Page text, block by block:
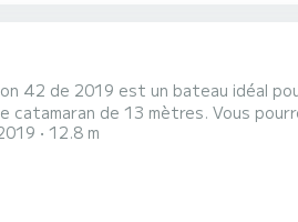
42 de 2019 est un bateau idéal
12.8 m